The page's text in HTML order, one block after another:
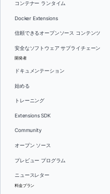
コンテナー ランタイム
Docker Extensions
信頼できるオープンソース コンテンツ
安全なソフトウェア サプライチェーン
開発者
ドキュメンテーション
始める
トレーニング
Extensions SDK
Community
オープン ソース
プレビュー プログラム
ニュースレター
料金プラン